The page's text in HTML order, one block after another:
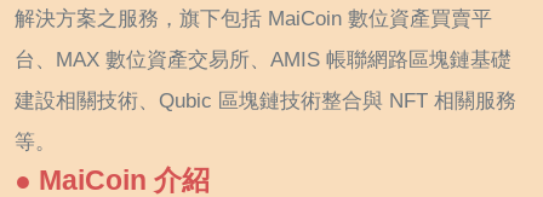
解決方案之服務，旗下包括 MaiCoin 數位資產買賣平
台、MAX 數位資產交易所、AMIS 帳聯網路區塊鏈基礎
建設相關技術、Qubic 區塊鏈技術整合與 NFT 相關服務
等。
● MaiCoin 介紹